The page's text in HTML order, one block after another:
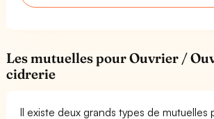
Les mutuelles pour Ouvrier /
cidrerie
Il existe deux grands types de mutuelles